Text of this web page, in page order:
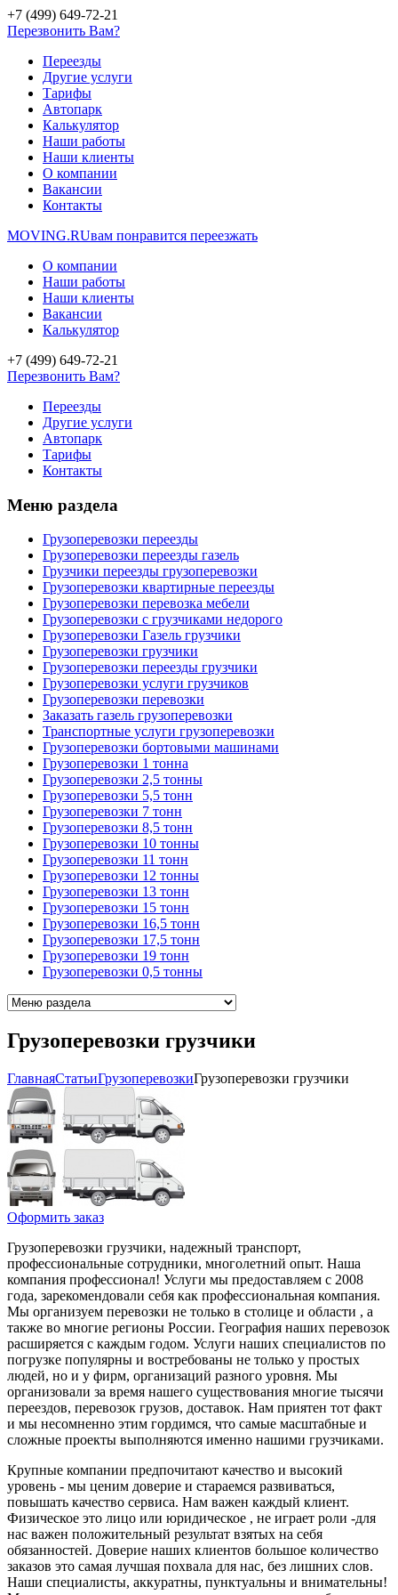
+7 (499) 649-72-21
Перезвонить Вам?
Переезды
Другие услуги
Тарифы
Автопарк
Калькулятор
Наши работы
Наши клиенты
О компании
Вакансии
Контакты
MOVING.RUвам понравится переезжать
О компании
Наши работы
Наши клиенты
Вакансии
Калькулятор
+7 (499) 649-72-21
Перезвонить Вам?
Переезды
Другие услуги
Автопарк
Тарифы
Контакты
Меню раздела
Грузоперевозки переезды
Грузоперевозки переезды газель
Грузчики переезды грузоперевозки
Грузоперевозки квартирные переезды
Грузоперевозки перевозка мебели
Грузоперевозки с грузчиками недорого
Грузоперевозки Газель грузчики
Грузоперевозки грузчики
Грузоперевозки переезды грузчики
Грузоперевозки услуги грузчиков
Грузоперевозки перевозки
Заказать газель грузоперевозки
Транспортные услуги грузоперевозки
Грузоперевозки бортовыми машинами
Грузоперевозки 1 тонна
Грузоперевозки 2,5 тонны
Грузоперевозки 5,5 тонн
Грузоперевозки 7 тонн
Грузоперевозки 8,5 тонн
Грузоперевозки 10 тонны
Грузоперевозки 11 тонн
Грузоперевозки 12 тонны
Грузоперевозки 13 тонн
Грузоперевозки 15 тонн
Грузоперевозки 16,5 тонн
Грузоперевозки 17,5 тонн
Грузоперевозки 19 тонн
Грузоперевозки 0,5 тонны
Грузоперевозки грузчики
ГлавнаяCтатьиГрузоперевозкиГрузоперевозки грузчики
Оформить заказ
Грузоперевозки грузчики, надежный транспорт,
профессиональные сотрудники, многолетний опыт. Наша
компания профессионал! Услуги мы предоставляем с 2008
года, зарекомендовали себя как профессиональная компания.
Мы организуем перевозки не только в столице и области , а
также во многие регионы России. География наших перевозок
расширяется с каждым годом. Услуги наших специалистов по
погрузке популярны и востребованы не только у простых
людей, но и у фирм, организаций разного уровня. Мы
организовали за время нашего существования многие тысячи
переездов, перевозок грузов, доставок. Нам приятен тот факт
и мы несомненно этим гордимся, что самые масштабные и
сложные проекты выполняются именно нашими грузчиками.
Крупные компании предпочитают качество и высокий
уровень - мы ценим доверие и стараемся развиваться,
повышать качество сервиса. Нам важен каждый клиент.
Физическое это лицо или юридическое , не играет роли -для
нас важен положительный результат взятых на себя
обязанностей. Доверие наших клиентов большое количество
заказов это самая лучшая похвала для нас, без лишних слов.
Наши специалисты, аккуратны, пунктуальны и внимательны!